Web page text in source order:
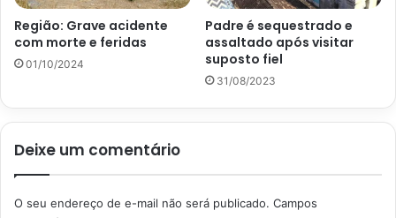
Região: Grave acidente
com morte e feridas
01/10/2024
Padre é sequestrado e
assaltado após visitar
suposto fiel
31/08/2023
Deixe um comentário
O seu endereço de e-mail não será publicado. Campos